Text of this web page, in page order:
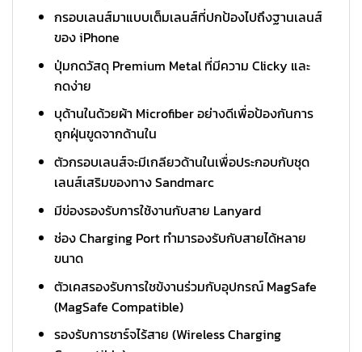
กรอบเลนส์มาแบบเต็มเลนส์ที่ปกป้องไปถึงฐานเลนส์
ของ iPhone
ปุ่มกดวัสดุ Premium Metal ที่มีความ Clicky และ
กดง่าย
บุด้านในด้วยผ้า Microfiber อย่างดีเพื่อป้องกันการ
ถูกฝุ่นขูดจากด้านใน
ตัวกรอบเลนส์จะมีเกลียวด้านในเพื่อประกอบกับชุด
เลนส์เสริมของทาง Sandmarc
มีข่องรองรับการใช้งานกับสาย Lanyard
ช่อง Charging Port ทำมารองรับกับสายได้หลาย
ขนาด
ตัวเคสรองรับการใชข้งานร่วมกับอุปกรณ์ MagSafe
(MagSafe Compatible)
รองรับการชาร์จไร้สาย (Wireless Charging